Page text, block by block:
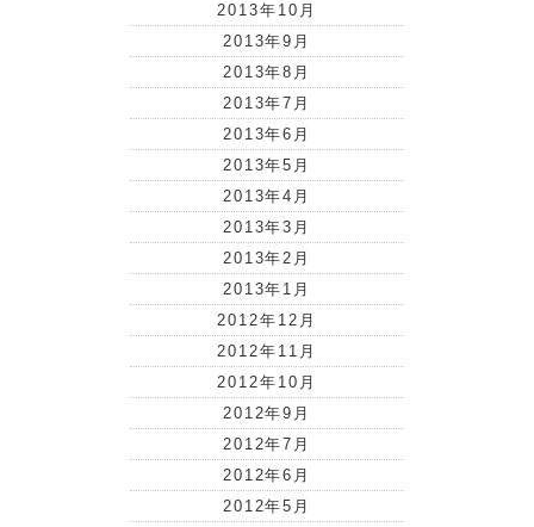
2013年10月
2013年9月
2013年8月
2013年7月
2013年6月
2013年5月
2013年4月
2013年3月
2013年2月
2013年1月
2012年12月
2012年11月
2012年10月
2012年9月
2012年7月
2012年6月
2012年5月